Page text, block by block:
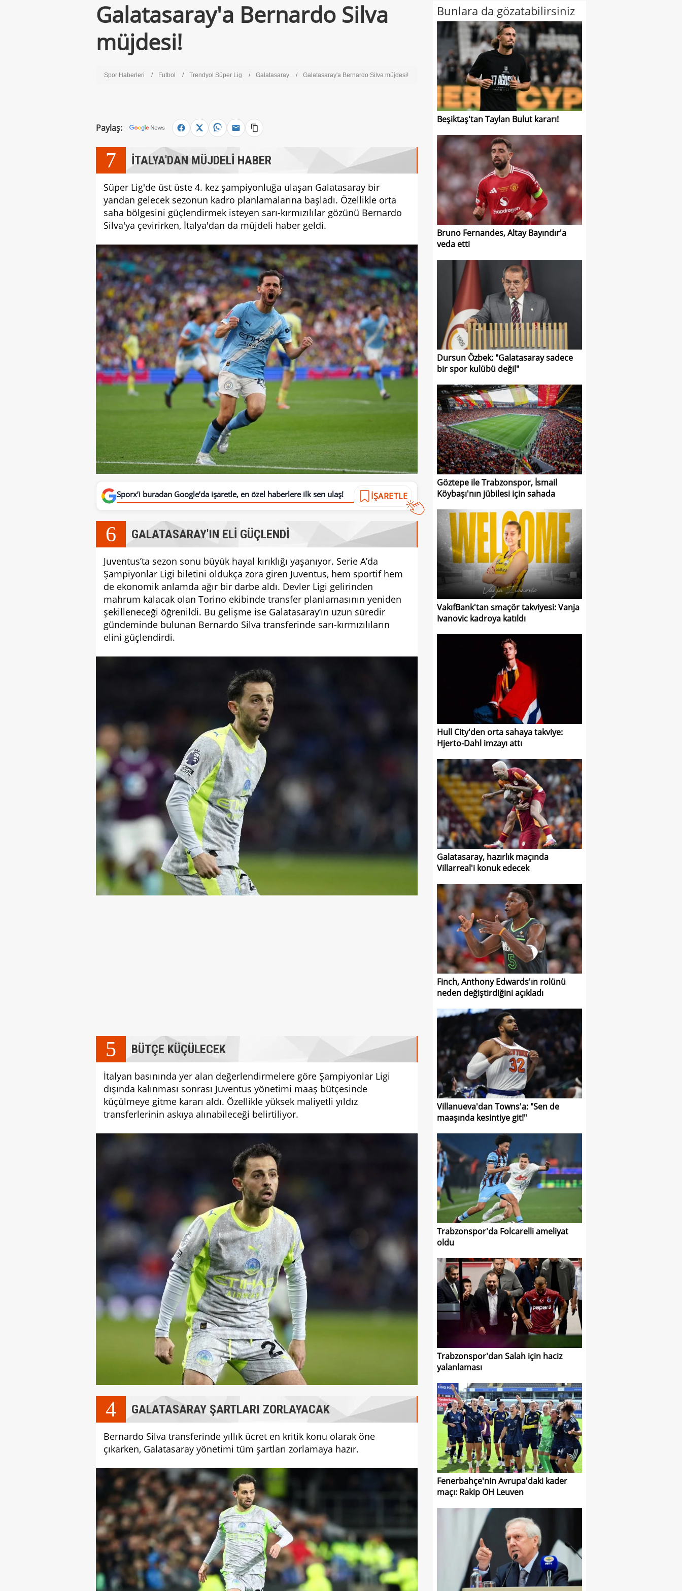
Galatasaray'a Bernardo Silva
müjdesi!
Spor Haberleri Futbol Trendyol Süper Lig Galatasaray Galatasaray'a Bernardo Silva müjdesi!
Paylaş:
7 İTALYA'DAN MÜJDELİ HABER
Süper Lig'de üst üste 4. kez şampiyonluğa ulaşan Galatasaray bir
yandan gelecek sezonun kadro planlamalarına başladı. Özellikle orta
saha bölgesini güçlendirmek isteyen sarı-kırmızılılar gözünü Bernardo
Silva'ya çevirirken, İtalya'dan da müjdeli haber geldi.
Sporx’i buradan Google’da işaretle, en özel haberlere ilk sen ulaş! İŞARETLE
6 GALATASARAY'IN ELİ GÜÇLENDİ
Juventus’ta sezon sonu büyük hayal kırıklığı yaşanıyor. Serie A’da
Şampiyonlar Ligi biletini oldukça zora giren Juventus, hem sportif hem
de ekonomik anlamda ağır bir darbe aldı. Devler Ligi gelirinden
mahrum kalacak olan Torino ekibinde transfer planlamasının yeniden
şekilleneceği öğrenildi. Bu gelişme ise Galatasaray’ın uzun süredir
gündeminde bulunan Bernardo Silva transferinde sarı-kırmızılıların
elini güçlendirdi.
5 BÜTÇE KÜÇÜLECEK
İtalyan basınında yer alan değerlendirmelere göre Şampiyonlar Ligi
dışında kalınması sonrası Juventus yönetimi maaş bütçesinde
küçülmeye gitme kararı aldı. Özellikle yüksek maliyetli yıldız
transferlerinin askıya alınabileceği belirtiliyor.
4 GALATASARAY ŞARTLARI ZORLAYACAK
Bernardo Silva transferinde yıllık ücret en kritik konu olarak öne
çıkarken, Galatasaray yönetimi tüm şartları zorlamaya hazır.
Bunlara da gözatabilirsiniz
Beşiktaş'tan Taylan Bulut kararı!
Bruno Fernandes, Altay Bayındır'a
veda etti
Dursun Özbek: "Galatasaray sadece
bir spor kulübü değil"
Göztepe ile Trabzonspor, İsmail
Köybaşı'nın jübilesi için sahada
VakıfBank'tan smaçör takviyesi: Vanja
Ivanovic kadroya katıldı
Hull City'den orta sahaya takviye:
Hjerto-Dahl imzayı attı
Galatasaray, hazırlık maçında
Villarreal'i konuk edecek
Finch, Anthony Edwards'ın rolünü
neden değiştirdiğini açıkladı
Villanueva'dan Towns'a: "Sen de
maaşında kesintiye git!"
Trabzonspor'da Folcarelli ameliyat
oldu
Trabzonspor'dan Salah için haciz
yalanlaması
Fenerbahçe'nin Avrupa'daki kader
maçı: Rakip OH Leuven